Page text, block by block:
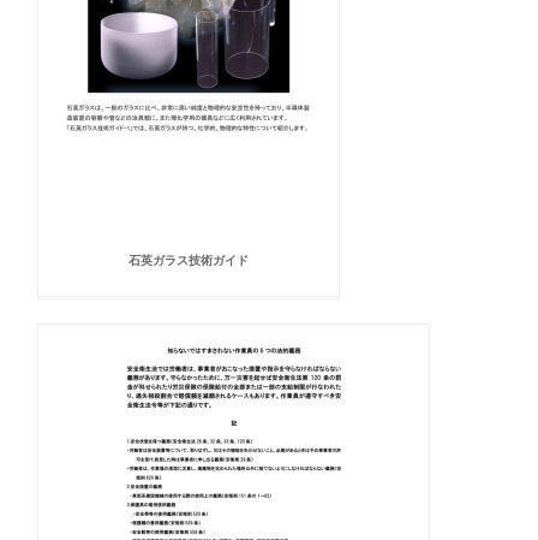
石英ガラス技術ガイド